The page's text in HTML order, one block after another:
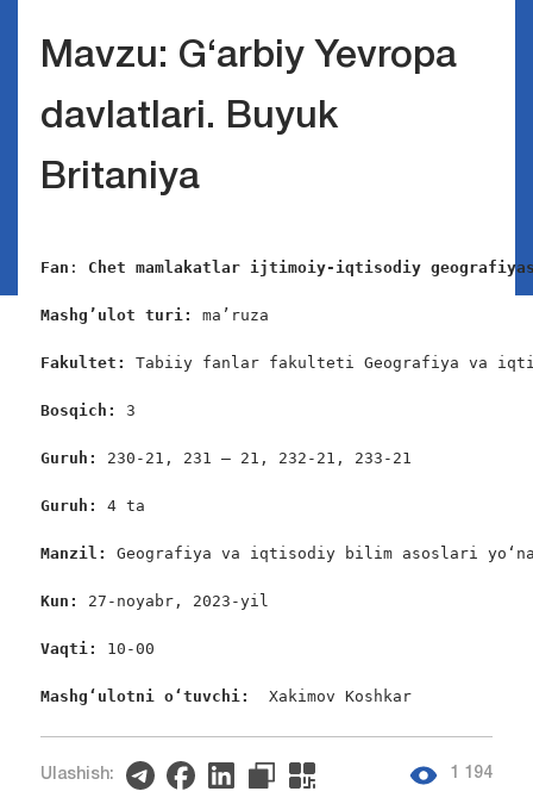
Mavzu: G‘arbiy Yevropa
davlatlari. Buyuk
Britaniya
Fan : Chet mamlakatlar ijtimoiy-iqtisodiy
Mashg’ulot turi: ma’ruza
Fakultet: Tabiiy fanlar fakulteti Geografiya va
Bosqich: 3
Guruh: 230-21, 231 – 21, 232-21, 233-21
Guruh: 4 ta
Manzil: Geografiya va iqtisodiy bilim asoslari
Kun: 27-noyabr, 2023-yil
Vaqti: 10-00
Mashgʻulotni oʻtuvchi: Xakimov Koshkar
Ulashish: 1 194